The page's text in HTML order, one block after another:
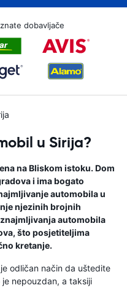
dobavljače
u Sirija?
na Bliskom istoku. Dom
i ima bogato
automobila u
njezinih brojnih
automobila
što posjetiteljima
kretanje.
odličan način da uštedite
nepouzdan, a taksiji